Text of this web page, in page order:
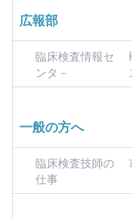
広報部
臨床検査情報セ
ンタ－
一般の方へ
臨床検査技師の
仕事